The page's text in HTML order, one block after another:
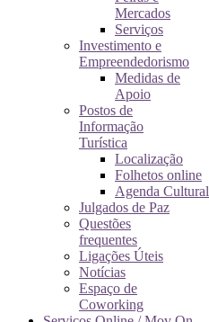
Mercados
Serviços
Investimento e
Empreendedorismo
Medidas de
Apoio
Postos de
Informação
Turística
Localização
Folhetos online
Agenda Cultural
Julgados de Paz
Questões
frequentes
Ligações Úteis
Notícias
Espaço de
Coworking